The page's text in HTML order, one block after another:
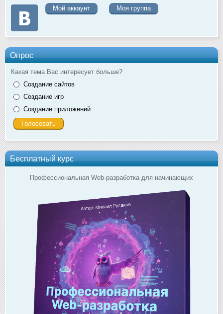
Мой аккаунт
Моя группа
Опрос
Какая тема Вас интересует больше?
Создание сайтов
Создание игр
Создание приложений
Бесплатный курс
Профессиональная Web-разработка для начинающих